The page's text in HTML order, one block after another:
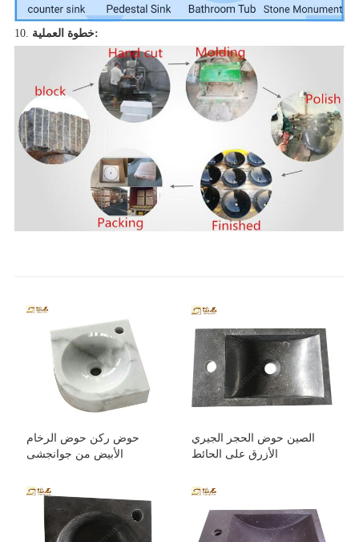
10. خطوة العملية:
حوض ركن حوض الرخام
الأبيض من جوانجشى
الصين حوض الحجر الجيري
الأزرق على الحائط